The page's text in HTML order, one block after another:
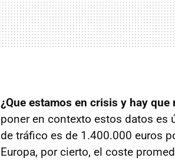
¿Que estamos en crisis y hay que
poner en contexto estos datos es
de tráfico es de 1.400.000 euros
Europa, por cierto, el coste